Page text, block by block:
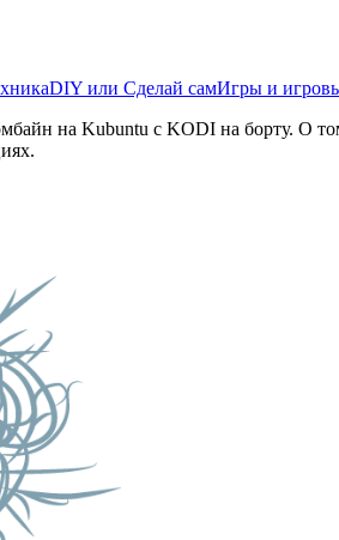
DIY или Сделай самИгры и
на Kubuntu с KODI на борту. О